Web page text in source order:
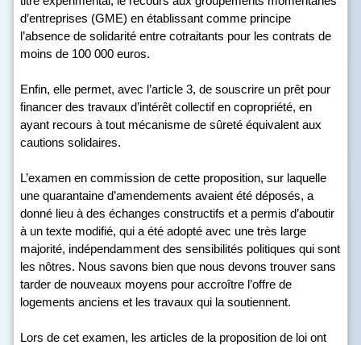
d’entreprises (GME) en établissant comme principe
l’absence de solidarité entre cotraitants pour les contrats de
moins de 100 000 euros.
Enfin, elle permet, avec l’article 3, de souscrire un prêt pour
financer des travaux d’intérêt collectif en copropriété, en
ayant recours à tout mécanisme de sûreté équivalent aux
cautions solidaires.
L’examen en commission de cette proposition, sur laquelle
une quarantaine d’amendements avaient été déposés, a
donné lieu à des échanges constructifs et a permis d’aboutir
à un texte modifié, qui a été adopté avec une très large
majorité, indépendamment des sensibilités politiques qui sont
les nôtres. Nous savons bien que nous devons trouver sans
tarder de nouveaux moyens pour accroître l’offre de
logements anciens et les travaux qui la soutiennent.
Lors de cet examen, les articles de la proposition de loi ont